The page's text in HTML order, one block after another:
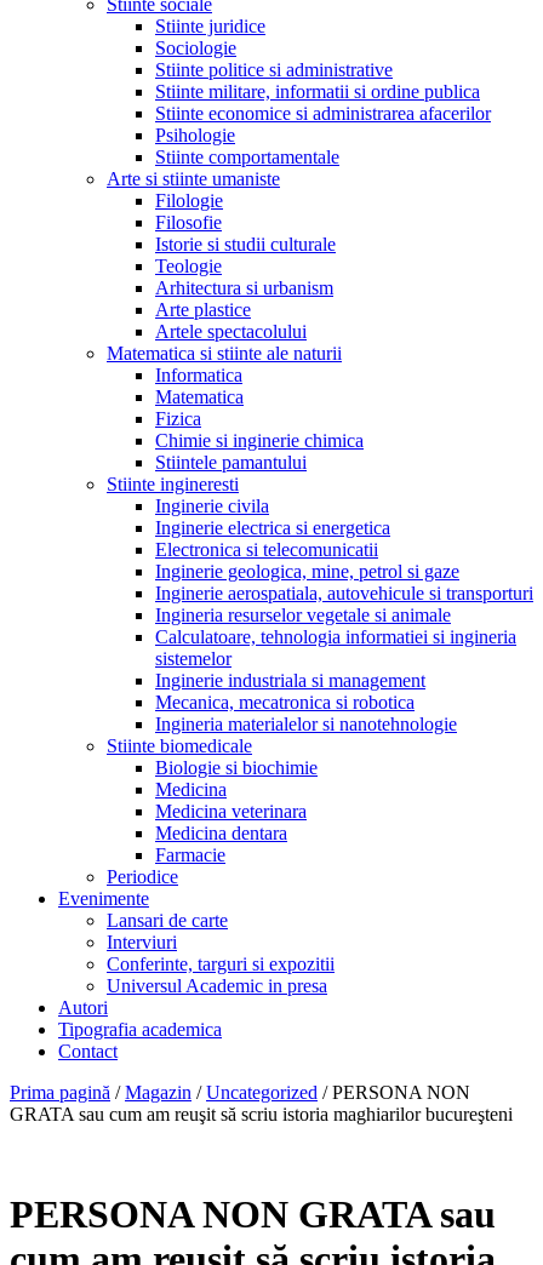
Stiinte juridice
Sociologie
Stiinte politice si administrative
Stiinte militare, informatii si ordine publica
Stiinte economice si administrarea afacerilor
Psihologie
Stiinte comportamentale
Arte si stiinte umaniste
Filologie
Filosofie
Istorie si studii culturale
Teologie
Arhitectura si urbanism
Arte plastice
Artele spectacolului
Matematica si stiinte ale naturii
Informatica
Matematica
Fizica
Chimie si inginerie chimica
Stiintele pamantului
Stiinte ingineresti
Inginerie civila
Inginerie electrica si energetica
Electronica si telecomunicatii
Inginerie geologica, mine, petrol si gaze
Inginerie aerospatiala, autovehicule si transporturi
Ingineria resurselor vegetale si animale
Calculatoare, tehnologia informatiei si ingineria
sistemelor
Inginerie industriala si management
Mecanica, mecatronica si robotica
Ingineria materialelor si nanotehnologie
Stiinte biomedicale
Biologie si biochimie
Medicina
Medicina veterinara
Medicina dentara
Farmacie
Periodice
Evenimente
Lansari de carte
Interviuri
Conferinte, targuri si expozitii
Universul Academic in presa
Autori
Tipografia academica
Contact
Prima pagină /Magazin /Uncategorized / PERSONA NON
GRATA sau cum am reuşit să scriu istoria maghiarilor bucureşteni
PERSONA NON GRATA sau